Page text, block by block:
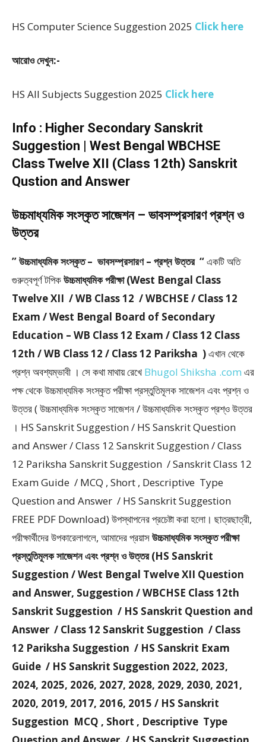
HS Computer Science Suggestion 2025 Click here
আরোও দেখুন:-
HS All Subjects Suggestion 2025 Click here
Info : Higher Secondary Sanskrit
Suggestion | West Bengal WBCHSE
Class Twelve XII (Class 12th) Sanskrit
Qustion and Answer
উচ্চমাধ্যমিক সংস্কৃত সাজেশন – ভাবসম্প্রসারণ প্রশ্ন ও
উত্তর
” উচ্চমাধ্যমিক সংস্কৃত – ভাবসম্প্রসারণ – প্রশ্ন উত্তর “একটি অতি
গুরুত্বপূর্ণ টপিকউচ্চমাধ্যমিক পরীক্ষা (West Bengal Class
Twelve XII / WB Class 12 / WBCHSE / Class 12
Exam / West Bengal Board of Secondary
Education – WB Class 12 Exam / Class 12 Class
12th / WB Class 12 / Class 12 Pariksha )এখান থেকে
প্রশ্ন অবশ্যম্ভাবী । সে কথা মাথায় রেখে Bhugol Shiksha .com এর
পক্ষ থেকে উচ্চমাধ্যমিক সংস্কৃত পরীক্ষা প্রস্তুতিমূলক সাজেশন এবং প্রশ্ন ও
উত্তর ( উচ্চমাধ্যমিক সংস্কৃত সাজেশন / উচ্চমাধ্যমিক সংস্কৃত প্রশ্ও উত্তর
। HS Sanskrit Suggestion / HS Sanskrit Question
and Answer / Class 12 Sanskrit Suggestion / Class
12 Pariksha Sanskrit Suggestion / Sanskrit Class 12
Exam Guide / MCQ , Short , Descriptive Type
Question and Answer / HS Sanskrit Suggestion
FREE PDF Download) উপস্থাপনের প্রচেষ্টা করা হলাে। ছাত্রছাত্রী,
পরীক্ষার্থীদের উপকারেলাগলে, আমাদের প্রয়াসউচ্চমাধ্যমিক সংস্কৃত পরীক্ষা
প্রস্তুতিমূলক সাজেশন এবং প্রশ্ন ও উত্তর (HS Sanskrit
Suggestion / West Bengal Twelve XII Question
and Answer, Suggestion / WBCHSE Class 12th
Sanskrit Suggestion / HS Sanskrit Question and
Answer / Class 12 Sanskrit Suggestion / Class
12 Pariksha Suggestion / HS Sanskrit Exam
Guide / HS Sanskrit Suggestion 2022, 2023,
2024, 2025, 2026, 2027, 2028, 2029, 2030, 2021,
2020, 2019, 2017, 2016, 2015 / HS Sanskrit
Suggestion MCQ , Short , Descriptive Type